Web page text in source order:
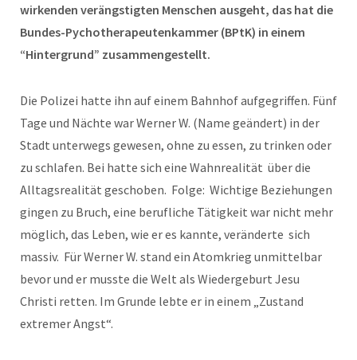
wirkenden verängstigten Menschen ausgeht, das hat die
Bundes-Pychotherapeutenkammer (BPtK) in einem
“Hintergrund” zusammengestellt.
Die Polizei hatte ihn auf einem Bahnhof aufgegriffen. Fünf
Tage und Nächte war Werner W. (Name geändert) in der
Stadt unterwegs gewesen, ohne zu essen, zu trinken oder
zu schlafen. Bei hatte sich eine Wahnrealität über die
Alltagsrealität geschoben. Folge: Wichtige Beziehungen
gingen zu Bruch, eine berufliche Tätigkeit war nicht mehr
möglich, das Leben, wie er es kannte, veränderte sich
massiv. Für Werner W. stand ein Atomkrieg unmittelbar
bevor und er musste die Welt als Wiedergeburt Jesu
Christi retten. Im Grunde lebte er in einem „Zustand
extremer Angst“.